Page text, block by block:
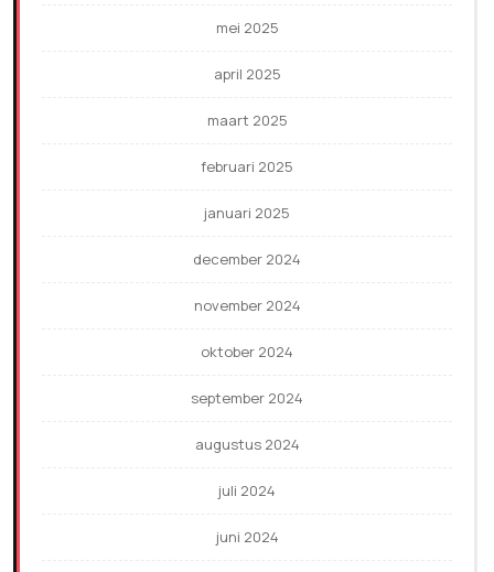
mei 2025
april 2025
maart 2025
februari 2025
januari 2025
december 2024
november 2024
oktober 2024
september 2024
augustus 2024
juli 2024
juni 2024